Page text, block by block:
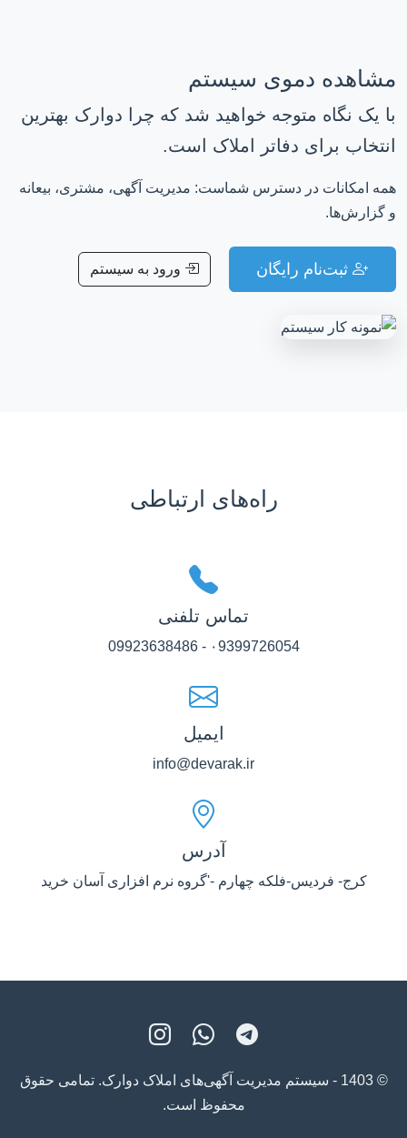
مشاهده دموی سیستم
با یک نگاه متوجه خواهید شد که چرا دوارک بهترین
انتخاب برای دفاتر املاک است.
همه امکانات در دسترس شماست: مدیریت آگهی، مشتری، بیعانه
و گزارش‌ها.
ثبت‌نام رایگان ورود به سیستم
راه‌های ارتباطی
تماس تلفنی
۰9399726054 - 09923638486
ایمیل
info@devarak.ir
آدرس
کرج- فردیس-فلکه چهارم -'گروه نرم افزاری آسان خرید
© 1403 - سیستم مدیریت آگهی‌های املاک دوارک. تمامی حقوق
محفوظ است.